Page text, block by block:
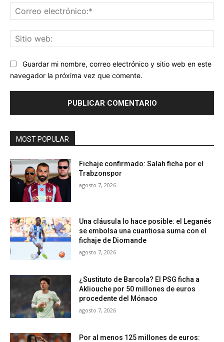
Guardar mi nombre, correo electrónico y sitio web en este
navegador la próxima vez que comente.
MOST POPULAR
Fichaje confirmado: Salah ficha por el
Trabzonspor
agosto 7, 2026
Una cláusula lo hace posible: el Leganés
se embolsa una cuantiosa suma con el
fichaje de Diomande
agosto 7, 2026
¿Sustituto de Barcola? El PSG ficha a
Akliouche por 50 millones de euros
procedente del Mónaco
agosto 7, 2026
Por al menos 125 millones de euros: